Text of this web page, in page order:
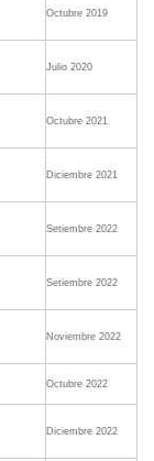
Octubre 2019
Julio 2020
Octubre 2021
Diciembre 2021
Setiembre 2022
Setiembre 2022
Noviembre 2022
Octubre 2022
Diciembre 2022